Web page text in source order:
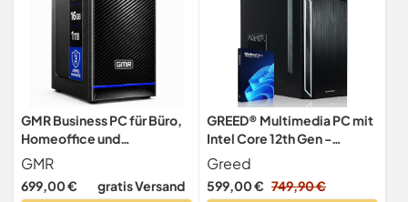
GMR Business PC für Büro,
Homeoffice und
Unternehmen |
Bürocomputer mit Intel
Core i5 | 16 GB RAM | 1 TB
GMR
699,00 € gratis Versand
GREED® Multimedia PC mit
Intel Core 12th Gen -
Schneller Rechner +
Computer für Büro & Home
Office mit 4,3 GHZ, 16GB
Greed
599,00 € 749,90 €